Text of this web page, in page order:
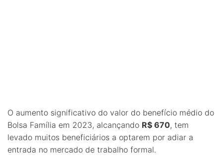
O aumento significativo do valor do benefício médio do
Bolsa Família em 2023, alcançando R$ 670, tem
levado muitos beneficiários a optarem por adiar a
entrada no mercado de trabalho formal.